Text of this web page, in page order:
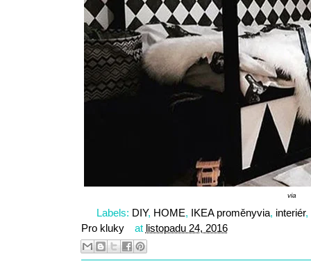
via
Labels: DIY, HOME, IKEA proměnyvia, interiér,
Pro kluky
at listopadu 24, 2016